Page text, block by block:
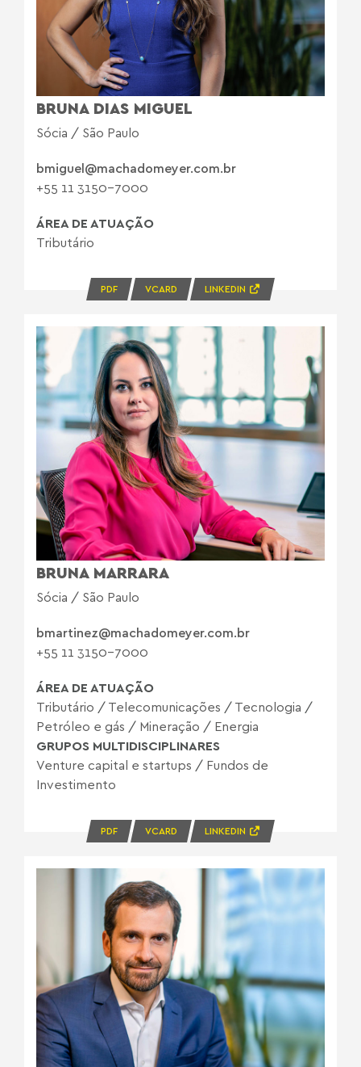
BRUNA DIAS MIGUEL
Sócia / São Paulo
bmiguel@machadomeyer.com.br
+55 11 3150-7000
ÁREA DE ATUAÇÃO
Tributário
PDF VCARD LINKEDIN
BRUNA MARRARA
Sócia / São Paulo
bmartinez@machadomeyer.com.br
+55 11 3150-7000
ÁREA DE ATUAÇÃO
Tributário / Telecomunicações / Tecnologia /
Petróleo e gás / Mineração / Energia
GRUPOS MULTIDISCIPLINARES
Venture capital e startups / Fundos de
Investimento
PDF VCARD LINKEDIN